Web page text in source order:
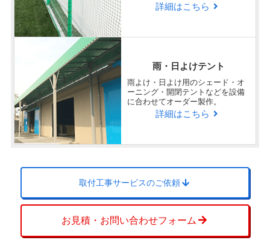
やや満足
きちんと包装されて、大きさも個別に記入してあ
り助かりました。
こちらの指定の問題ですが、銘板が一か所逆にな
ってしまいました。
次回はその辺も気をかけて注文したいと思ってお
ります。
弊社、担当者とのコミュニケーシ
非常に満足
詳細はこちら
雨・日よけテント
雨よけ・日よけ用のシェード・オ
ーニング・開閉テントなどを設備
に合わせてオーダー製作。
詳細はこちら
取付工事サービスのご依頼
お見積・お問い合わせフォーム